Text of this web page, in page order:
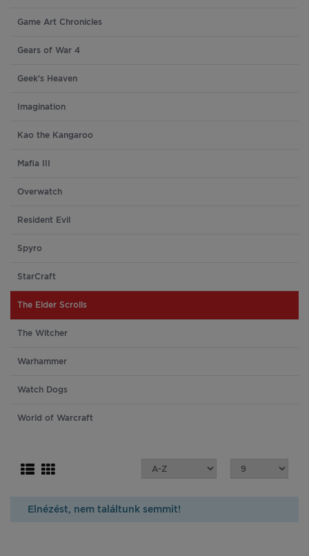
Game Art Chronicles
Gears of War 4
Geek's Heaven
Imagination
Kao the Kangaroo
Mafia III
Overwatch
Resident Evil
Spyro
StarCraft
The Elder Scrolls
The Witcher
Warhammer
Watch Dogs
World of Warcraft
Elnézést, nem találtunk semmit!